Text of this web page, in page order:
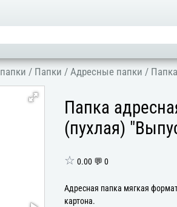
/ Папки /Адресные папки /
Папка
(пухлая)
☆ 0.00 💬 0
Адресная папка мягкая
картона.